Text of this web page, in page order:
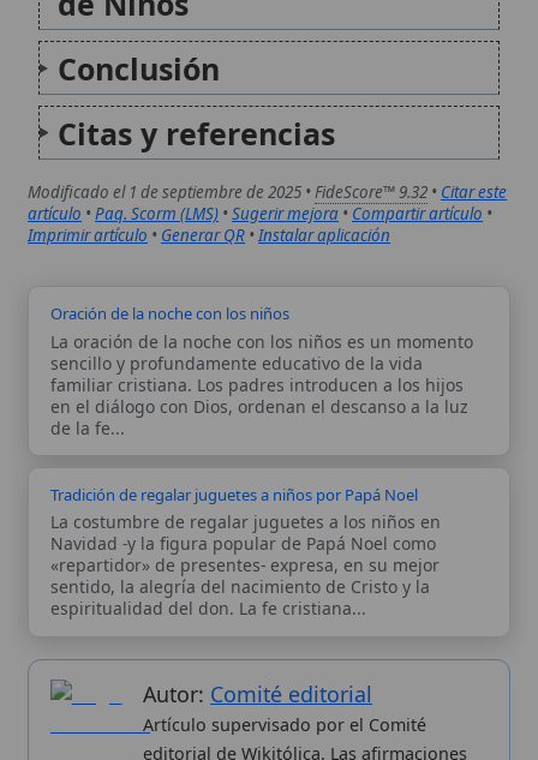
La costumbre de regalar juguetes a los niños en
Navidad -y la figura popular de Papá Noel como
«repartidor» de presentes- expresa, en su mejor
sentido, la alegría del nacimiento de Cristo y la
espiritualidad del don. La fe cristiana...
Autor:Comité editorial
del artículo están basadas y contrastadas
usando fuentes catolicas: escritos
patrísticos, de santos, artículos
teológicos, documentos históricos, actas
de concilios, encíclicas, fuentes
Wikitólica © 2026. Enciclopedia del patrimonio doctrinal,
histórico y litúrgico de la Iglesia Católica. Parte de la red formativa
deCurso Católico,Buscador CatólicoyCustodio Animae. Con
analíticas anónimas. LicenciaCC BY-SA(texto). Editado en
Proceso editorial
Publicación seriada
Datos abiertos
Estadísticas
Más visitados
Nuevas entradas
Cambios recientes
Aplicaciones